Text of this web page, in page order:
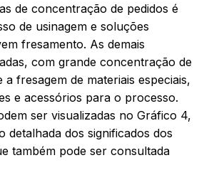
de concentração de pedidos é
de usinagem e soluções
fresamento. As demais
com grande concentração de
fresagem de materiais especiais,
e acessórios para o processo.
ser visualizadas no Gráfico 4,
detalhada dos significados dos
também pode ser consultada